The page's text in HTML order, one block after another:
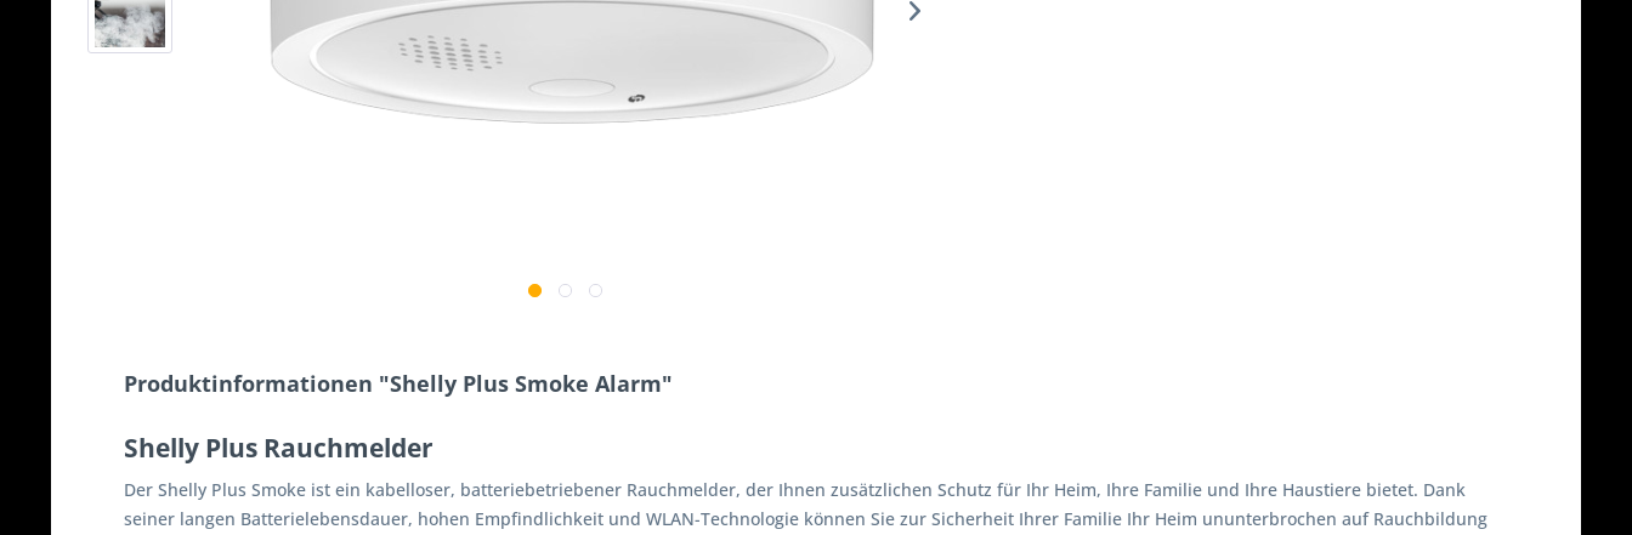
Produktinformationen "Shelly Plus Smoke Alarm"
Shelly Plus Rauchmelder
Der Shelly Plus Smoke ist ein kabelloser, batteriebetriebener Rauchmelder, der Ihnen zusätzlichen Schutz für Ihr Heim, Ihre Familie und Ihre Haustiere bietet. Dank
seiner langen Batterielebensdauer, hohen Empfindlichkeit und WLAN-Technologie können Sie zur Sicherheit Ihrer Familie Ihr Heim ununterbrochen auf Rauchbildung